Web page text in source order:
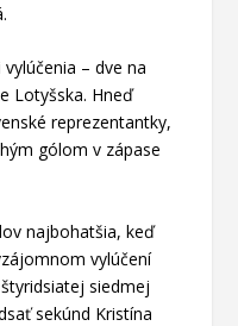
– dve na
Lotyšska. Hneď
reprezentantky,
gólom v zápase
najbohatšia, keď
vylúčení
siedmej
sekúnd Kristína